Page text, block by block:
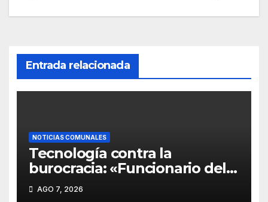
Entrada relacionada
NOTICIAS COMUNALES
Tecnología contra la
burocracia: «Funcionario del
Hospital de Temuco usa
Inteligencia Artificial para
AGO 7, 2026